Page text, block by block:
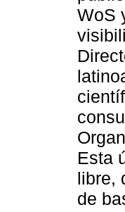
WoS
Esta
libre,
de